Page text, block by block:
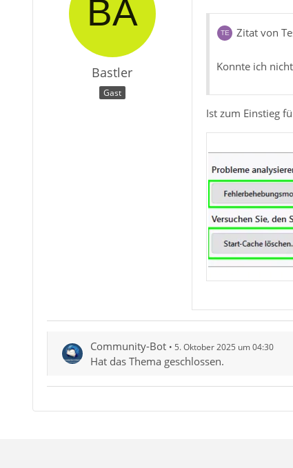
Bastler
Gast
Zitat von
Konnte ich
Ist zum Einstieg
Community-Bot 5. Oktober 2025 um 04:30
Hat das Thema geschlossen.